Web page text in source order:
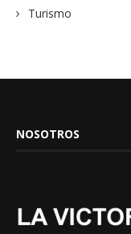
Turismo
NOSOTROS